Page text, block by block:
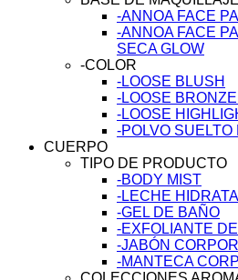
-ANNOA FACE
-ANNOA FACE
SECA GLOW
-COLOR
-LOOSE BLUSH
-LOOSE
-LOOSE
-POLVO SUELTO
CUERPO
TIPO DE PRODUCTO
-BODY MIST
-LECHE
-GEL DE BAÑO
-EXFOLIANTE
-JABÓN
-MANTECA